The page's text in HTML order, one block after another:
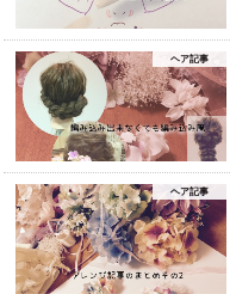
ヘア記事
ヘア記事